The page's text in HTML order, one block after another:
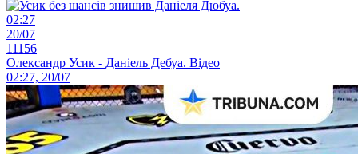
02:27
20/07
11156
Олександр Усик - Даніель Дебуа. Відео
02:27, 20/07